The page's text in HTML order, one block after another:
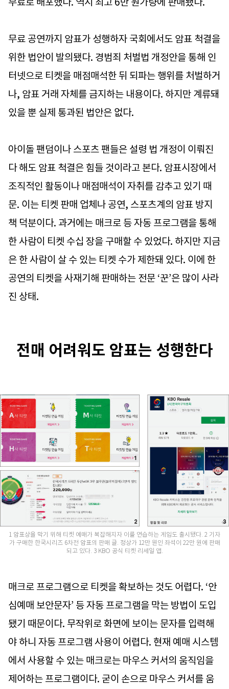
무료 공연까지 암표가 성행하자 국회에서도 암표 척결을
위한 법안이 발의됐다. 경범죄 처벌법 개정안을 통해 인
터넷으로 티켓을 매점매석한 뒤 되파는 행위를 처벌하거
나, 암표 거래 자체를 금지하는 내용이다. 하지만 계류돼
있을 뿐 실제 통과된 법안은 없다.
아이돌 팬덤이나 스포츠 팬들은 설령 법 개정이 이뤄진
다 해도 암표 척결은 힘들 것이라고 본다. 암표시장에서
조직적인 활동이나 매점매석이 자취를 감추고 있기 때
문. 이는 티켓 판매 업체나 공연, 스포츠계의 암표 방지
책 덕분이다. 과거에는 매크로 등 자동 프로그램을 통해
한 사람이 티켓 수십 장을 구매할 수 있었다. 하지만 지금
은 한 사람이 살 수 있는 티켓 수가 제한돼 있다. 이에 한
공연의 티켓을 사재기해 판매하는 전문 ‘꾼’은 많이 사라
진 상태.
전매 어려워도 암표는 성행한다
1 암표상을 막기 위해 티켓 예매가 복잡해지자 이를 연습하는 게임도 출시됐다. 2 기자
가 구매한 한국시리즈 6차전 암표의 판매 글. 정상가 12만 원인 좌석이 22만 원에 판매
되고 있다. 3 KBO 공식 티켓 리세일 앱.
매크로 프로그램으로 티켓을 확보하는 것도 어렵다. ‘안
심예매 보안문자’ 등 자동 프로그램을 막는 방법이 도입
됐기 때문이다. 무작위로 화면에 보이는 문자를 입력해
야 하니 자동 프로그램 사용이 어렵다. 현재 예매 시스템
에서 사용할 수 있는 매크로는 마우스 커서의 움직임을
제어하는 프로그램이다. 굳이 손으로 마우스 커서를 움